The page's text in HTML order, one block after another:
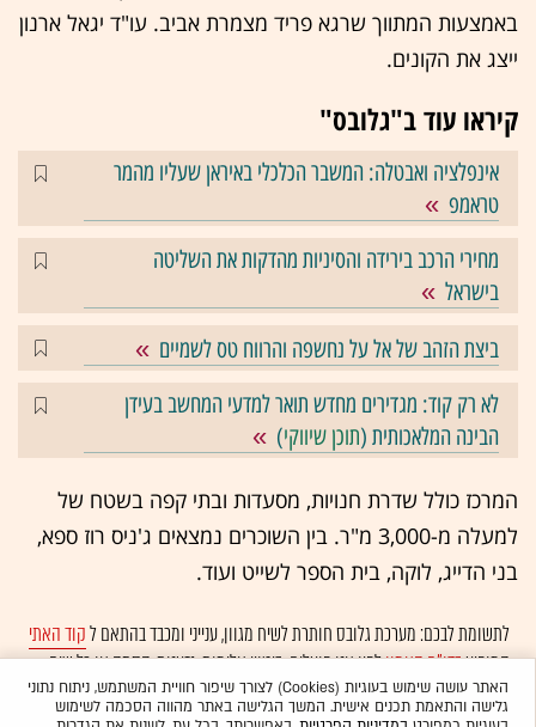
באמצעות המתווך שרגא פריד מצמרת אביב. עו"ד יגאל ארנון
ייצג את הקונים.
קיראו עוד ב"גלובס"
אינפלציה ואבטלה: המשבר הכלכלי באיראן שעליו מהמר
טראמפ
מחירי הרכב בירידה והסיניות מהדקות את השליטה
בישראל
ביצת הזהב של אל על נחשפה והרווח טס לשמיים
לא רק קוד: מגדירים מחדש תואר למדעי המחשב בעידן
הבינה המלאכותית (תוכן שיווקי)
המרכז כולל שדרת חנויות, מסעדות ובתי קפה בשטח של
למעלה מ-3,000 מ"ר. בין השוכרים נמצאים ג'ניס רוז ספא,
בני הדייג, לוקה, בית הספר לשייט ועוד.
לתשומת לבכם: מערכת גלובס חותרת לשיח מגוון, ענייני ומכבד בהתאם לקוד האתי
המופיעבדו"ח האמוןלפיו אנו פועלים. ביטויי אלימות, גזענות, הסתה או כל שיח
בלתי הולם אחר מסוננים בצורהאוטומטיתולא יפורסמו באתר.
האתר עושה שימוש בעוגיות (Cookies) לצורך שיפור חוויית המשתמש, ניתוח נתוני
גלישה והתאמת תכנים אישית. המשך הגלישה באתר מהווה הסכמה לשימוש